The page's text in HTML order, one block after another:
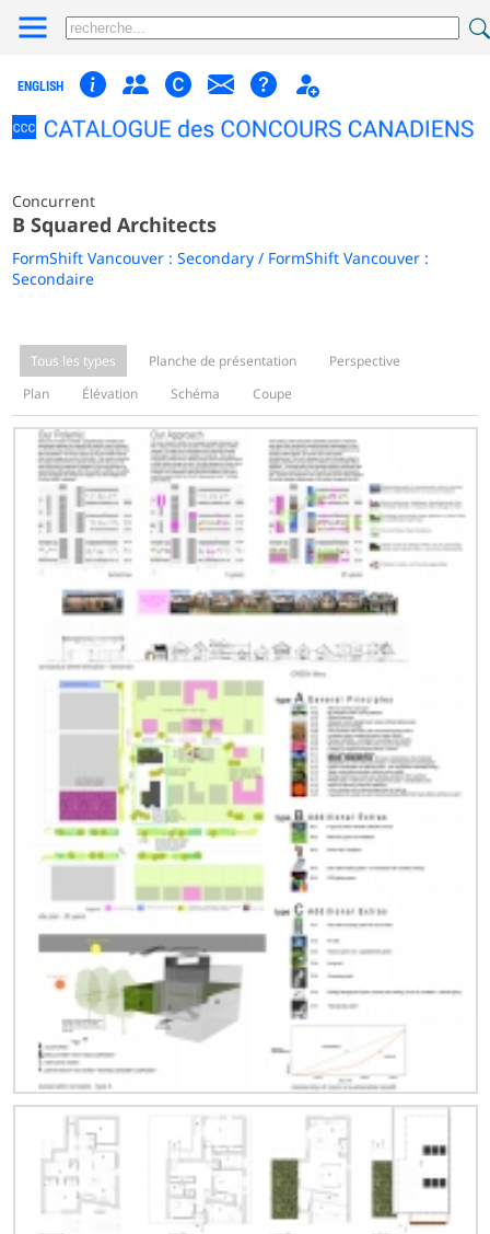
ENGLISH
Concurrent
B Squared Architects
FormShift Vancouver : Secondary / FormShift Vancouver :
Secondaire
Tous les types Planche de présentation
Perspective
Plan
Élévation Schéma Coupe